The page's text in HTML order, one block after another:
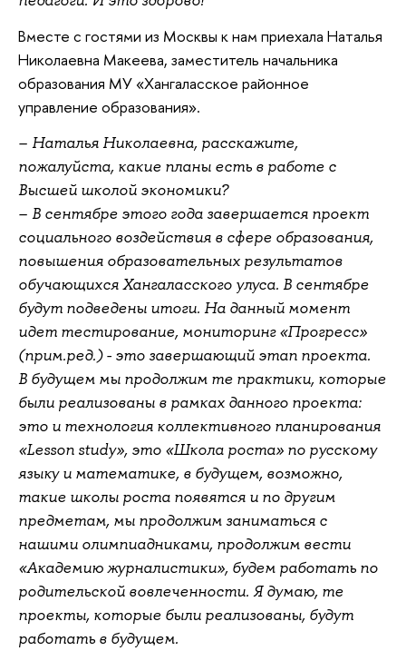
Вместе с гостями из Москвы к нам приехала Наталья
Николаевна Макеева, заместитель начальника
образования МУ «Хангаласское районное
управление образования».
– Наталья Николаевна, расскажите,
пожалуйста, какие планы есть в работе с
Высшей школой экономики?
– В сентябре этого года завершается проект
социального воздействия в сфере образования,
повышения образовательных результатов
обучающихся Хангаласского улуса. В сентябре
будут подведены итоги. На данный момент
идет тестирование, мониторинг«Прогресс»
(прим.ред.)- это завершающий этап проекта.
В будущем мы продолжим те практики, которые
были реализованы в рамках данного проекта:
это и технология коллективного планирования
«Lesson study», это «Школа роста» по русскому
языку и математике, в будущем, возможно,
такие школы роста появятся и по другим
предметам, мы продолжим заниматься с
нашими олимпиадниками, продолжим вести
«Академию журналистики», будем работать по
родительской вовлеченности. Я думаю, те
проекты, которые были реализованы, будут
работать в будущем.